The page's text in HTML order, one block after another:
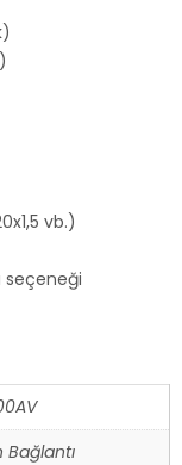
vb.)
seçeneği
Bağlantı